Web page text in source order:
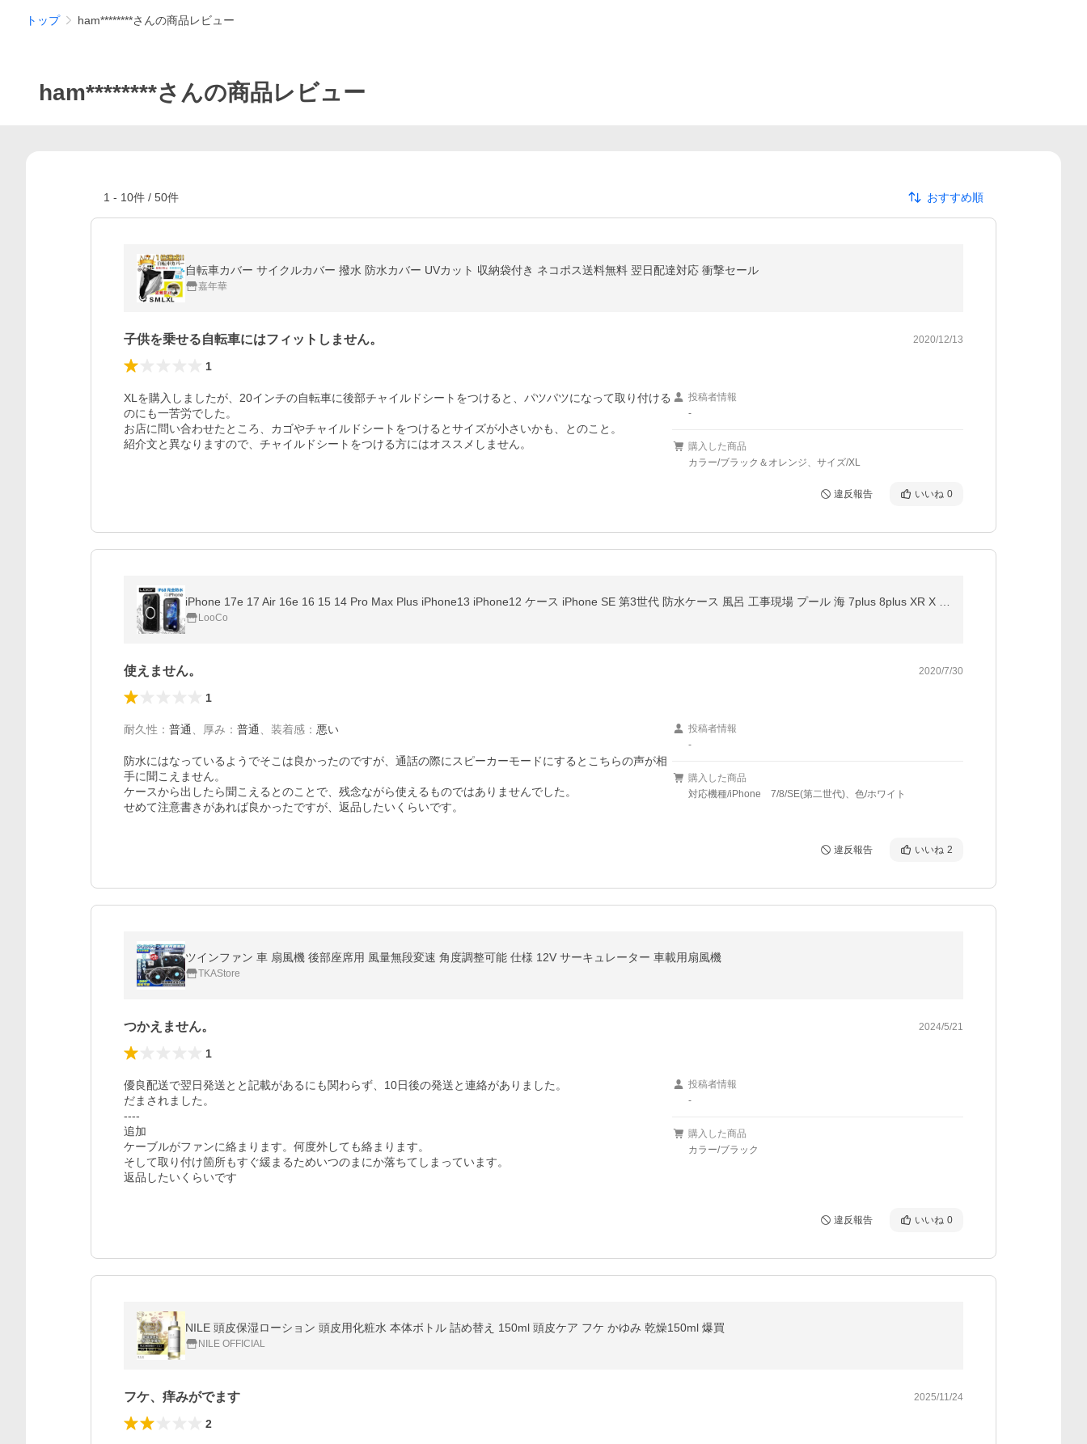
トップ ham********さんの商品レビュー
ham********さんの商品レビュー
1 - 10件 / 50件 おすすめ順
自転車カバー サイクルカバー 撥水 防水カバー UVカット 収納袋付き ネコポス送料無料 翌日配達対応 衝撃セール
嘉年華
子供を乗せる自転車にはフィットしません。 2020/12/13
1
XLを購入しましたが、20インチの自転車に後部チャイルドシートをつけると、パツパツになって取り付ける
のにも一苦労でした。
お店に問い合わせたところ、カゴやチャイルドシートをつけるとサイズが小さいかも、とのこと。
紹介文と異なりますので、チャイルドシートをつける方にはオススメしません。
投稿者情報
-
購入した商品
カラー/ブラック＆オレンジ、サイズ/XL
違反報告 いいね 0
LooCo
使えません。 2020/7/30
1
耐久性 ： 普通 厚み ： 普通 装着感 ： 悪い
防水にはなっているようでそこは良かったのですが、通話の際にスピーカーモードにするとこちらの声が相
手に聞こえません。
ケースから出したら聞こえるとのことで、残念ながら使えるものではありませんでした。
せめて注意書きがあれば良かったですが、返品したいくらいです。
投稿者情報
-
購入した商品
対応機種/iPhone 7/8/SE(第二世代)、色/ホワイト
違反報告 いいね 2
ツインファン 車 扇風機 後部座席用 風量無段変速 角度調整可能 仕様 12V サーキュレーター 車載用扇風機
TKAStore
つかえません。 2024/5/21
1
優良配送で翌日発送とと記載があるにも関わらず、10日後の発送と連絡がありました。
だまされました。
----
追加
ケーブルがファンに絡まります。何度外しても絡まります。
そして取り付け箇所もすぐ緩まるためいつのまにか落ちてしまっています。
返品したいくらいです
投稿者情報
-
購入した商品
カラー/ブラック
違反報告 いいね 0
NILE 頭皮保湿ローション 頭皮用化粧水 本体ボトル 詰め替え 150ml 頭皮ケア フケ かゆみ 乾燥150ml 爆買
NILE OFFICIAL
フケ、痒みがでます 2025/11/24
2